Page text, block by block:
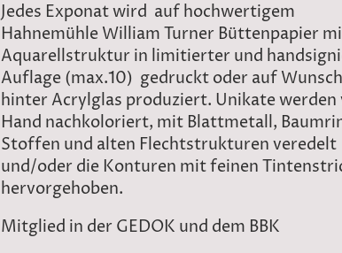
Jedes Exponat wird auf hochwertigem
Hahnemühle William Turner Büttenpapier
Aquarellstruktur in limitierter und
Auflage (max.10) gedruckt oder auf Wunsch
hinter Acrylglas produziert. Unikate werden
Hand nachkoloriert, mit Blattmetall,
Stoffen und alten Flechtstrukturen veredelt
und/oder die Konturen mit feinen
hervorgehoben.
Mitglied in der GEDOK und dem BBK